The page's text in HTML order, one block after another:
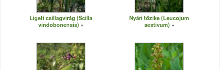
Ligeti csillagvirág (Scilla
vindobonensis)
Nyári tőzike (Leucojum
aestivum)